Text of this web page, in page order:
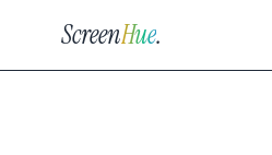
ScreenHue.